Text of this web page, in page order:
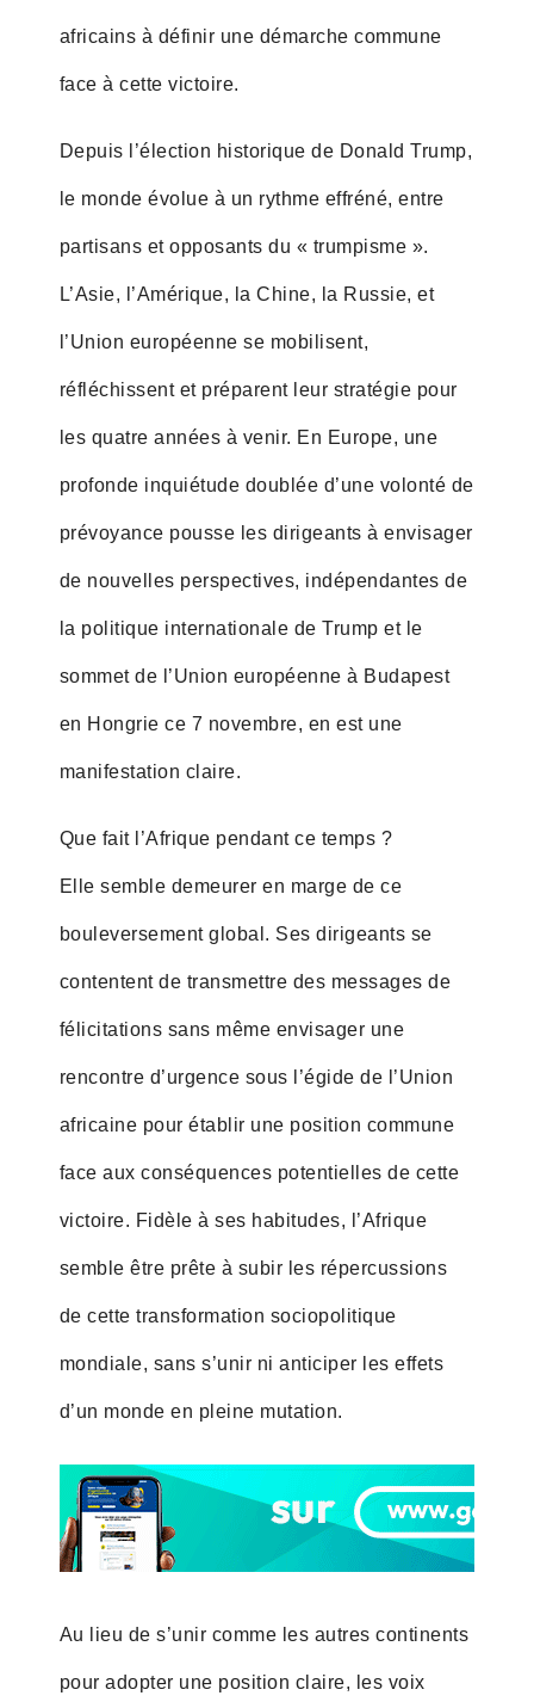
africains à définir une démarche commune
face à cette victoire.
Depuis l’élection historique de Donald Trump,
le monde évolue à un rythme effréné, entre
partisans et opposants du « trumpisme ».
L’Asie, l’Amérique, la Chine, la Russie, et
l’Union européenne se mobilisent,
réfléchissent et préparent leur stratégie pour
les quatre années à venir. En Europe, une
profonde inquiétude doublée d’une volonté de
prévoyance pousse les dirigeants à envisager
de nouvelles perspectives, indépendantes de
la politique internationale de Trump et le
sommet de l’Union européenne à Budapest
en Hongrie ce 7 novembre, en est une
manifestation claire.
Que fait l’Afrique pendant ce temps ?
Elle semble demeurer en marge de ce
bouleversement global. Ses dirigeants se
contentent de transmettre des messages de
félicitations sans même envisager une
rencontre d’urgence sous l’égide de l’Union
africaine pour établir une position commune
face aux conséquences potentielles de cette
victoire. Fidèle à ses habitudes, l’Afrique
semble être prête à subir les répercussions
de cette transformation sociopolitique
mondiale, sans s’unir ni anticiper les effets
d’un monde en pleine mutation.
Au lieu de s’unir comme les autres continents
pour adopter une position claire, les voix